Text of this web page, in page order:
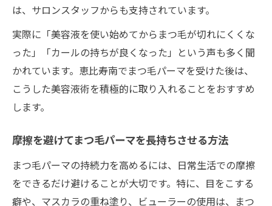
は、サロンスタッフからも支持されています。
実際に「美容液を使い始めてからまつ毛が切れにくくな
った」「カールの持ちが良くなった」という声も多く聞
かれています。恵比寿南でまつ毛パーマを受けた後は、
こうした美容液術を積極的に取り入れることをおすすめ
します。
摩擦を避けてまつ毛パーマを長持ちさせる方法
まつ毛パーマの持続力を高めるには、日常生活での摩擦
をできるだけ避けることが大切です。特に、目をこする
癖や、マスカラの重ね塗り、ビューラーの使用は、まつ